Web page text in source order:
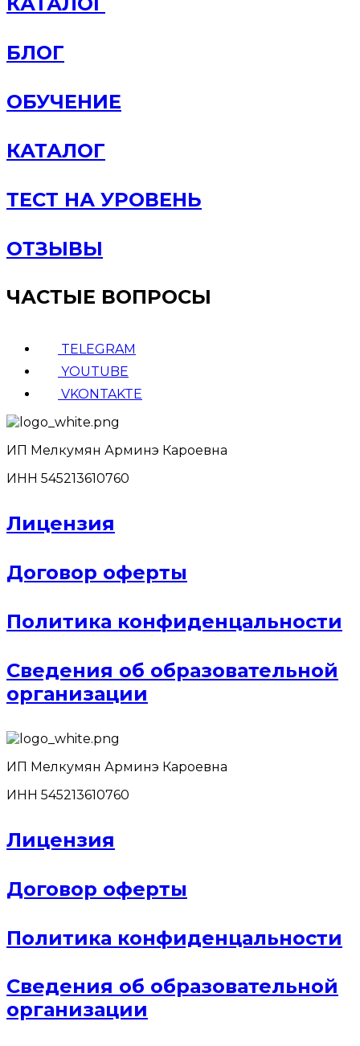
БЛОГ
ОБУЧЕНИЕ
КАТАЛОГ
ТЕСТ НА УРОВЕНЬ
ОТЗЫВЫ
ЧАСТЫЕ ВОПРОСЫ
TELEGRAM
YOUTUBE
VKONTAKTE
ИП Мелкумян Арминэ Кароевна
ИНН 545213610760
Лицензия
Договор оферты
Политика конфиденцальности
Сведения об образовательной
организации
ИП Мелкумян Арминэ Кароевна
ИНН 545213610760
Лицензия
Договор оферты
Политика конфиденцальности
Сведения об образовательной
организации